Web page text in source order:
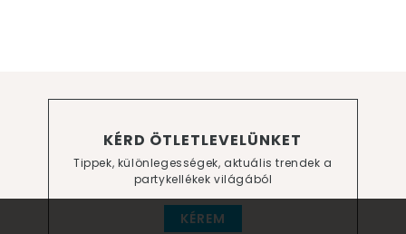
KÉRD ÖTLETLEVELÜNKET
Tippek, különlegességek, aktuális trendek a
partykellékek világából
KÉREM